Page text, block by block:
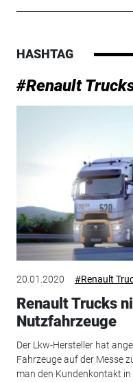
HASHTAG
#Renault
20.01.2020 #Renault
Renault Trucks
Nutzfahrzeuge
Der Lkw-Hersteller hat
Fahrzeuge auf der Messe
man den Kundenkontakt in